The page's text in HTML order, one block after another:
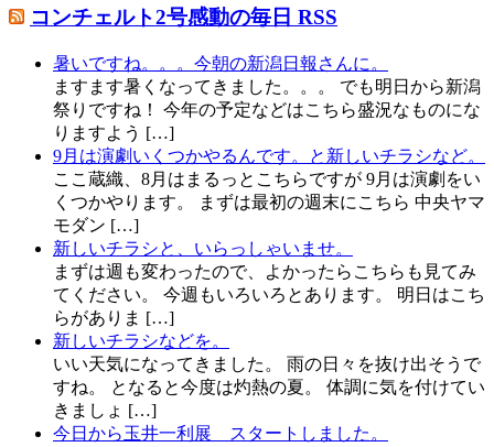
コンチェルト2号感動の毎日 RSS
暑いですね。。。今朝の新潟日報さんに。
ますます暑くなってきました。。。 でも明日から新潟
祭りですね！ 今年の予定などはこちら盛況なものにな
りますよう […]
9月は演劇いくつかやるんです。と新しいチラシなど。
ここ蔵織、8月はまるっとこちらですが 9月は演劇をい
くつかやります。 まずは最初の週末にこちら 中央ヤマ
モダン […]
新しいチラシと、いらっしゃいませ。
まずは週も変わったので、よかったらこちらも見てみ
てください。 今週もいろいろとあります。 明日はこち
らがありま […]
新しいチラシなどを。
いい天気になってきました。 雨の日々を抜け出そうで
すね。 となると今度は灼熱の夏。 体調に気を付けてい
きましょ […]
今日から玉井一利展 スタートしました。